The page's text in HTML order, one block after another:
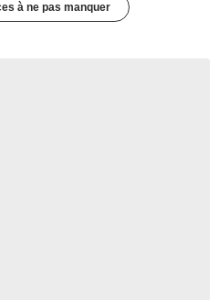
à ne pas manquer